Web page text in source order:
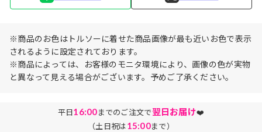
※商品のお色はトルソーに着せた商品画像が最も近いお色で表示
されるように設定されております。
※商品によっては、お客様のモニタ環境により、画像の色が実物
と異なって見える場合がございます。予めご了承ください。
平日16:00までのご注文で翌日お届け❤️
（土日祝は15:00まで）